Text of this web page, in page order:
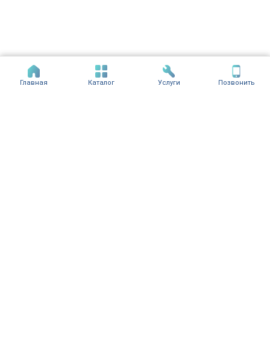
Главная Каталог Услуги Позвонить